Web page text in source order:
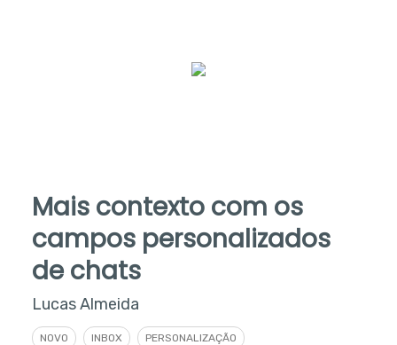
Mais contexto com os
campos personalizados
de chats
Lucas Almeida
NOVO INBOX PERSONALIZAÇÃO